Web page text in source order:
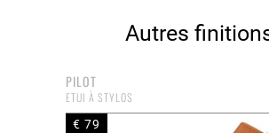
Autres
PILOT
ETUI À STYLOS
€ 79